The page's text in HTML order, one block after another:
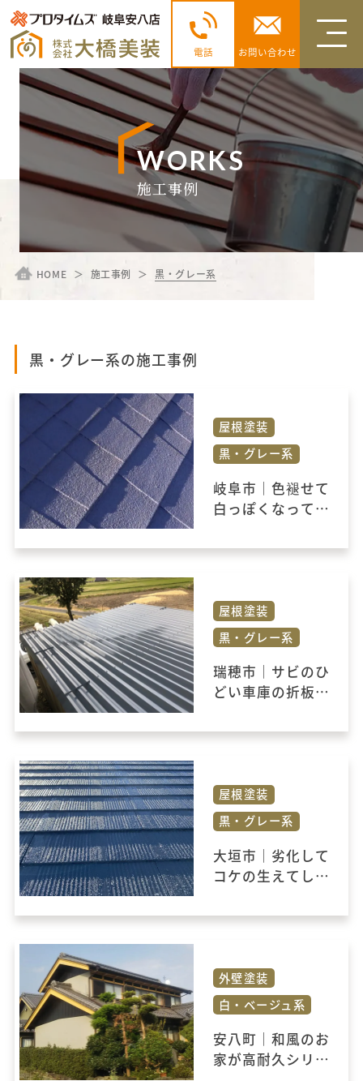
電話 お問い合わせ
WORKS
施工事例
HOME 施工事例 黒・グレー系
黒・グレー系の施工事例
屋根塗装
黒・グレー系
岐阜市｜色褪せて
白っぽくなってい
ングルの屋根が無
屋根に仕上がりま
した。
屋根塗装
黒・グレー系
瑞穂市｜サビのひ
どい車庫の折板屋
た。
屋根塗装
黒・グレー系
大垣市｜劣化して
コケの生えてしま
屋根を塗装し、耐
外壁塗装
白・ベージュ系
安八町｜和風のお
家が高耐久シリコ